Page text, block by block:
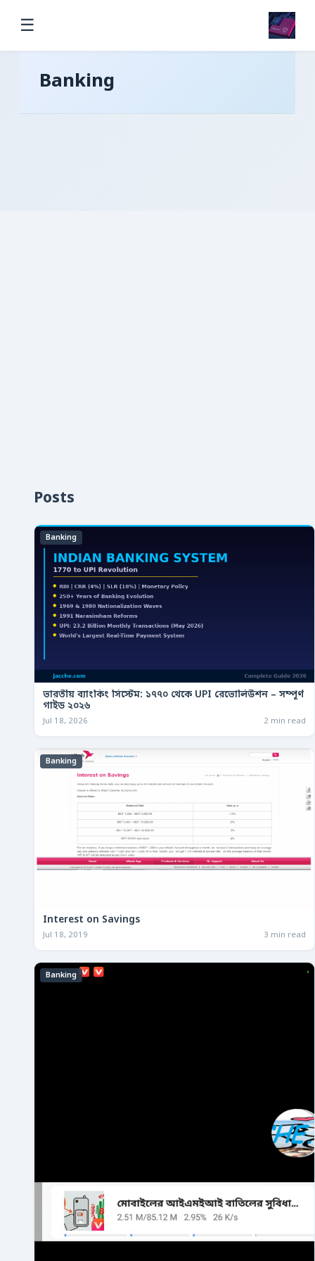
☰
Banking
Posts
Banking
ভারতীয় ব্যাংকিং সিস্টেম: ১৭৭০ থেকে UPI রেভোলিউশন – সম্পূর্ণ
গাইড ২০২৬
Jul 18, 2026 2 min read
Banking
Interest on Savings
Jul 18, 2019 3 min read
Banking